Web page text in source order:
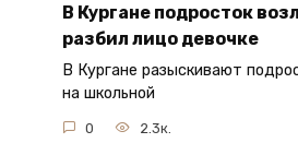
В Кургане подросток
разбил лицо девочке
В Кургане разыскивают
на школьной
0 2.3к.